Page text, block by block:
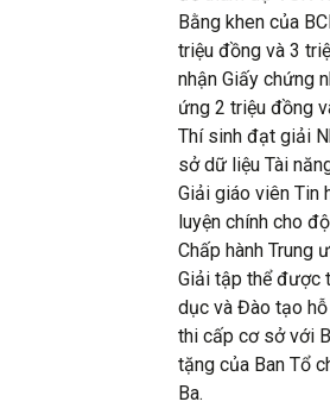
Bằng khen của
triệu đồng và 3
nhận Giấy chứng
ứng 2 triệu đồng
Thí sinh đạt giải
sở dữ liệu Tài
Giải giáo viên Tin
luyện chính cho
Chấp hành Trung
Giải tập thể được
dục và Đào tạo
thi cấp cơ sở với
tặng của Ban Tổ
Ba.